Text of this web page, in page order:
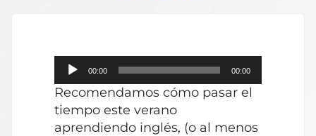
Reproductor
de
audio
00:00 00:00
Recomendamos cómo pasar el
tiempo este verano
aprendiendo inglés, (o al menos